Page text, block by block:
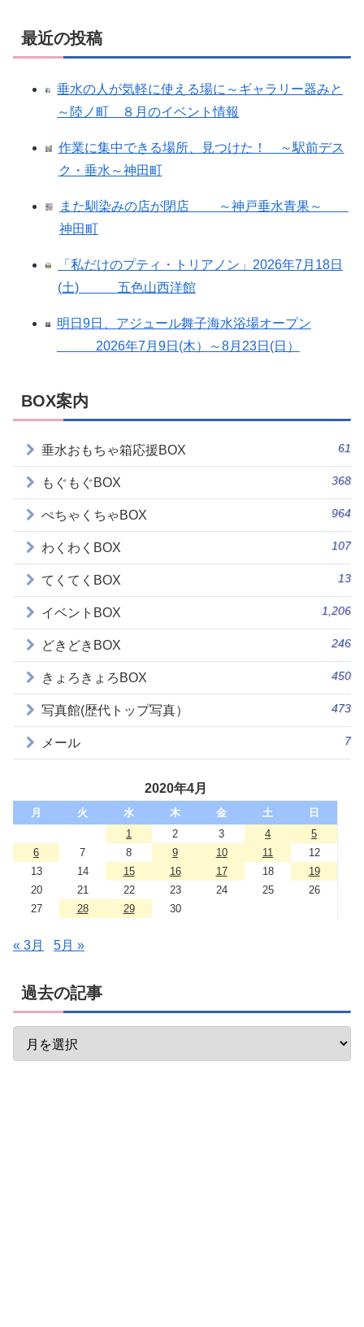
最近の投稿
垂水の人が気軽に使える場に～ギャラリー器みと
～陸ノ町 ８月のイベント情報
作業に集中できる場所、見つけた！ ～駅前デス
ク・垂水～神田町
また馴染みの店が閉店 ～神戸垂水青果～
神田町
「私だけのプティ・トリアノン」2026年7月18日
(土) 五色山西洋館
明日9日、アジュール舞子海水浴場オープン
2026年7月9日(木）～8月23日(日）
BOX案内
垂水おもちゃ箱応援BOX 61
もぐもぐBOX 368
ぺちゃくちゃBOX 964
わくわくBOX 107
てくてくBOX 13
イベントBOX 1,206
どきどきBOX 246
きょろきょろBOX 450
写真館(歴代トップ写真） 473
メール 7
2020年4月
月 火 水 木 金 土
日
1
2 3 4
5
6
7 8 9 10 11
12
13
14 15 16 17 18
19
20
21 22 23 24 25
26
27
28 29 30
« 3月 5月 »
過去の記事